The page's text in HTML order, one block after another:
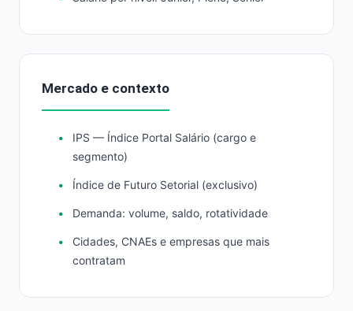
Mercado e contexto
IPS — Índice Portal Salário (cargo e
segmento)
Índice de Futuro Setorial (exclusivo)
Demanda: volume, saldo, rotatividade
Cidades, CNAEs e empresas que mais
contratam